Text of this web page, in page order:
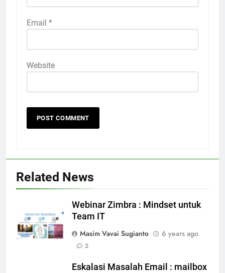
Email *
Website
Related News
Webinar Zimbra : Mindset untuk
Team IT
Masim Vavai Sugianto
6 years ago
2
Eskalasi Masalah Email : mailbox